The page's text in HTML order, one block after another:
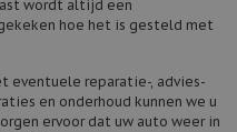
wordt altijd een
hoe het is gesteld met
eventuele reparatie-, advies-
en onderhoud kunnen we u
ervoor dat uw auto weer in